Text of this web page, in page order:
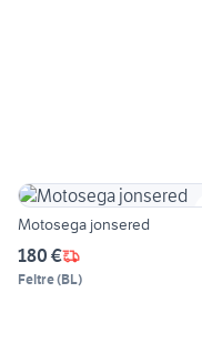
Motosega jonsered
180 €
Feltre(BL)